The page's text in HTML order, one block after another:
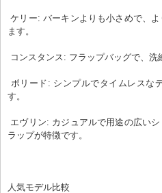
ケリー: バーキンよりも小さめで、より構造化されたフォルムで、エレガントな印象を与え
ます。
コンスタンス: フラップバッグで、
す。
ラップが特徴です。
人気モデル比較